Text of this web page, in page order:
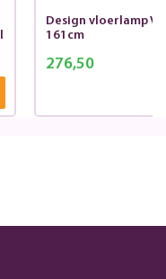
Design vloerlamp
161cm
276,50